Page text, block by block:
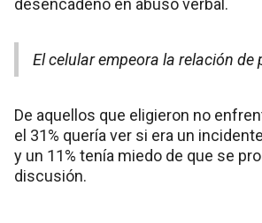
El celular empeora la relación de
De aquellos que eligieron no
el 31% quería ver si era un
y un 11% tenía miedo de que se
discusión.